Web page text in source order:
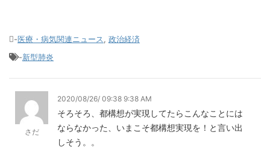
-医療・病気関連ニュース, 政治経済
-新型肺炎
さだ
2020/08/26/ 09:38 9:38 AM
そろそろ、都構想が実現してたらこんなことには
ならなかった、いまこそ都構想実現を！と言い出
しそう。。